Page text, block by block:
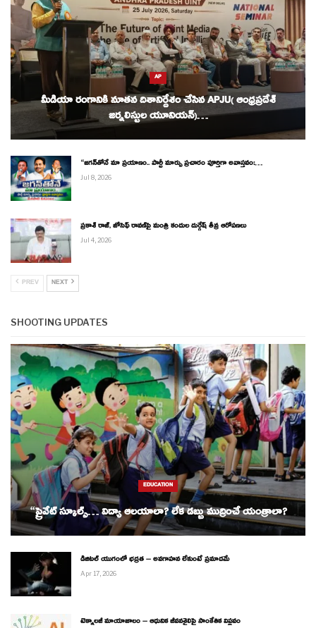
AP
మీడియా రంగానికి నూతన దిశానిర్దేశం చేసిన APJU( ఆంధ్రప్రదేశ్
జర్నలిస్టుల యూనియన్)…
“జగన్‌తోనే మా ప్రయాణం.. పార్టీ మార్పు ప్రచారం పూర్తిగా అవాస్తవం:…
Jul 8, 2026
ప్రకాశ్ రాజ్, జోసెఫ్ రావణ్‌పై మంత్రి కందుల దుర్గేష్ తీవ్ర ఆరోపణలు
Jul 4, 2026
PREV NEXT
SHOOTING UPDATES
EDUCATION
“ప్రైవేట్ స్కూల్స్… విద్యా ఆలయాలా? లేక డబ్బు ముద్రించే యంత్రాలా?
డిజిటల్ యుగంలో భద్రత – అవగాహన లేకుంటే ప్రమాదమే
Apr 17, 2026
టెక్నాలజీ మాయాజాలం – ఆధునిక జీవనశైలిపై సాంకేతిక విప్లవం